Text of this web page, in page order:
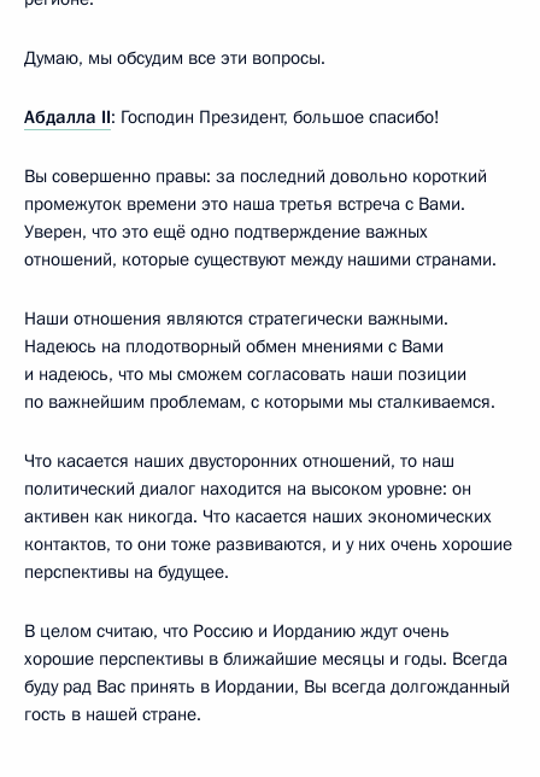
Думаю, мы обсудим все эти вопросы.
Абдалла II: Господин Президент, большое спасибо!
Вы совершенно правы: за последний довольно короткий
промежуток времени это наша третья встреча с Вами.
Уверен, что это ещё одно подтверждение важных
отношений, которые существуют между нашими странами.
Наши отношения являются стратегически важными.
Надеюсь на плодотворный обмен мнениями с Вами
и надеюсь, что мы сможем согласовать наши позиции
по важнейшим проблемам, с которыми мы сталкиваемся.
Что касается наших двусторонних отношений, то наш
политический диалог находится на высоком уровне: он
активен как никогда. Что касается наших экономических
контактов, то они тоже развиваются, и у них очень хорошие
перспективы на будущее.
В целом считаю, что Россию и Иорданию ждут очень
хорошие перспективы в ближайшие месяцы и годы. Всегда
буду рад Вас принять в Иордании, Вы всегда долгожданный
гость в нашей стране.